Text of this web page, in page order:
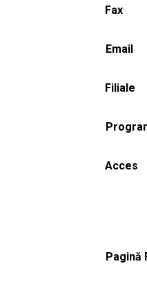
Fax
Email
Filiale
Acces
Pagină